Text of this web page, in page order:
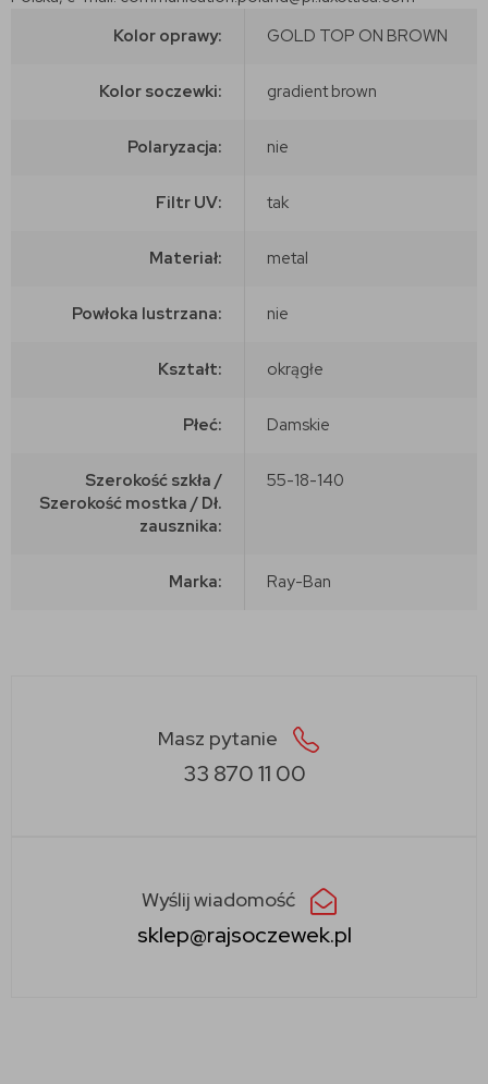
Kolor oprawy:
GOLD TOP ON BROWN
Kolor soczewki: gradient brown
Polaryzacja: nie
Filtr UV: tak
Materiał: metal
Powłoka lustrzana: nie
Kształt: okrągłe
Płeć: Damskie
Szerokość szkła /
Szerokość mostka / Dł.
zausznika:
55-18-140
Marka: Ray-Ban
Masz pytanie
33 870 11 00
Wyślij wiadomość
sklep@rajsoczewek.pl